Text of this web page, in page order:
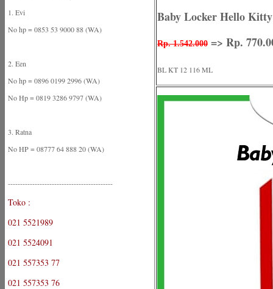
1. Evi
No hp = 0853 53 9000 88 (WA)
2. Een
No hp = 0896 0199 2996 (WA)
No Hp = 0819 3286 9797 (WA)
3. Ratna
No HP = 08777 64 888 20 (WA)
-------------------------------------------
Toko :
021 5521989
021 5524091
021 557353 77
021 557353 76
Baby Locker Hello
Rp. 1.542.000 => Rp.
BL KT 12 116 ML